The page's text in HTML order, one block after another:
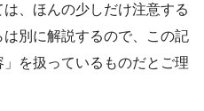
、ほんの少しだけ注意する
別に解説するので、この記
を扱っているものだとご理